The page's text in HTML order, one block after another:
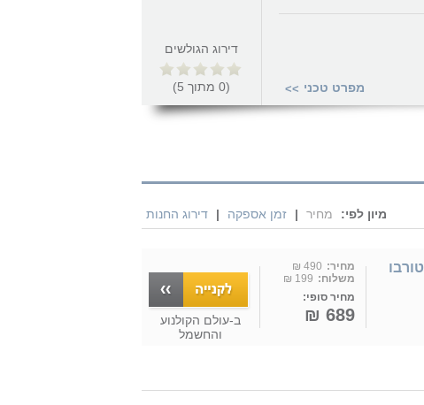
מפרט טכני >>
דירוג הגולשים
(
0 מתוך 5
)
מיון לפי: מחיר | זמן אספקה | דירוג החנות
קולט אדים 60 ס"מ נירוסטה מלבני TILLY IX/F/60 טורבו
מחיר: 490 ₪
משלוח: 199 ₪
מחיר סופי:
689 ₪ ב-עולם הקולנוע
והחשמל